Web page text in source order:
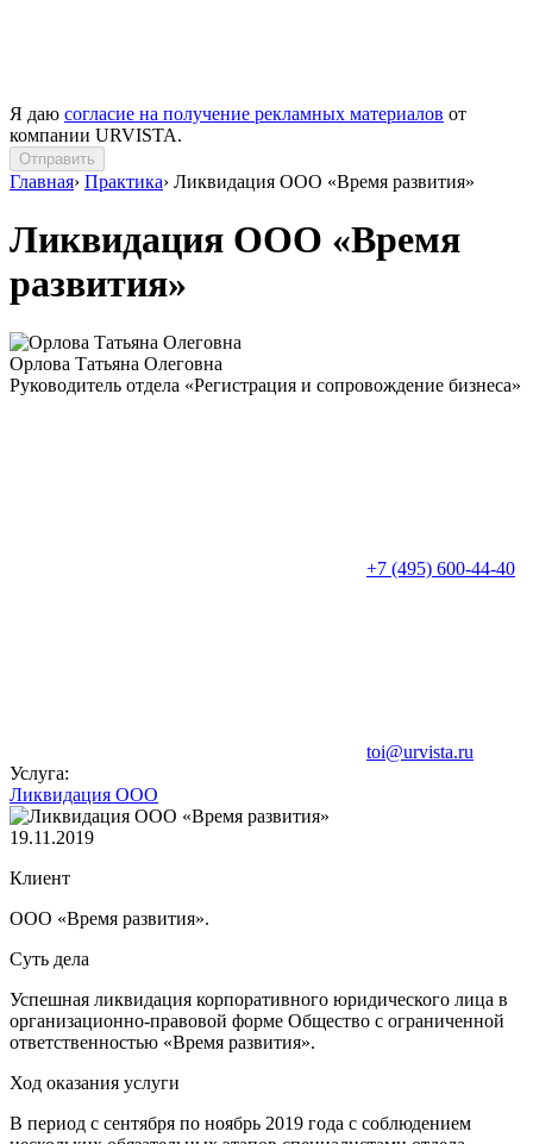
Я даю согласие на получение рекламных материалов от
компании URVISTA.
Отправить
Главная› Практика› Ликвидация ООО «Время развития»
Ликвидация ООО «Время
развития»
Орлова Татьяна Олеговна
Руководитель отдела «Регистрация и сопровождение бизнеса»
+7 (495) 600-44-40
toi@urvista.ru
Услуга:
Ликвидация ООО
19.11.2019
Клиент
ООО «Время развития».
Суть дела
Успешная ликвидация корпоративного юридического лица в
организационно-правовой форме Общество с ограниченной
ответственностью «Время развития».
Ход оказания услуги
В период с сентября по ноябрь 2019 года с соблюдением